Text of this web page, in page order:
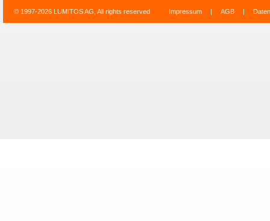
© 1997-2026 LUMITOS AG, All rights reserved Impressum | AGB |